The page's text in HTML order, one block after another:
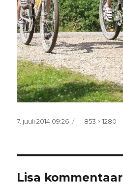
Postitatud
7. juuli 2014 09:26 Täissuurus
853 × 1280
Lisa kommentaar